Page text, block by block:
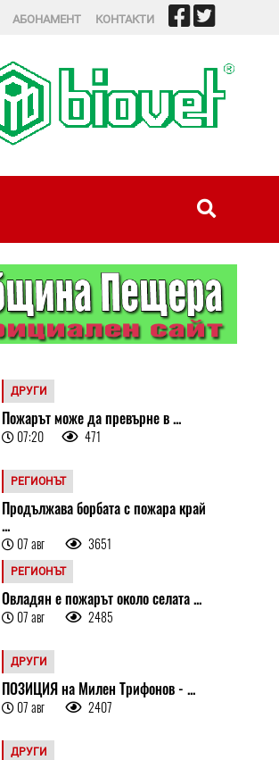
АБОНАМЕНТ КОНТАКТИ
ДРУГИ
Пожарът може да превърне в ...
07:20 471
РЕГИОНЪТ
Продължава борбата с пожара край
...
07 авг 3651
РЕГИОНЪТ
Овладян е пожарът около селата ...
07 авг 2485
ДРУГИ
ПОЗИЦИЯ на Милен Трифонов - ...
07 авг 2407
ДРУГИ